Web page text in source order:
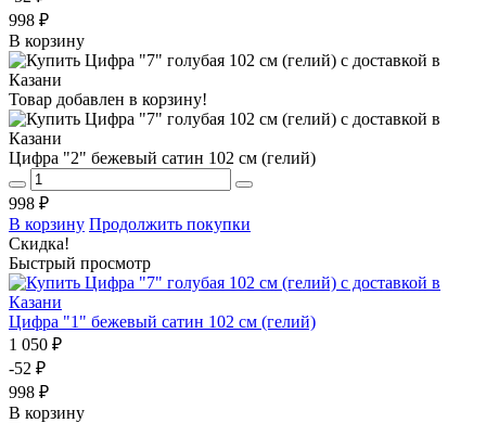
998 ₽
В корзину
Товар добавлен в корзину!
Цифра "2" бежевый сатин 102 см (гелий)
998 ₽
В корзину Продолжить покупки
Скидка!
Быстрый просмотр
Цифра "1" бежевый сатин 102 см (гелий)
1 050 ₽
-52 ₽
998 ₽
В корзину